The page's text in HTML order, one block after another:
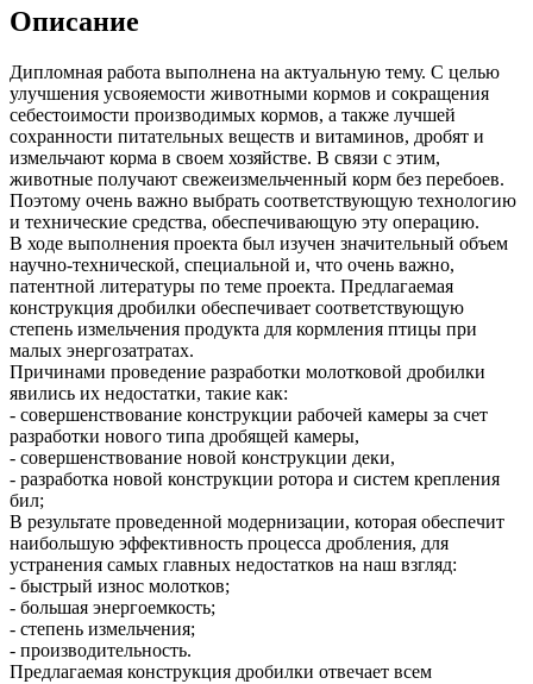
Описание
Дипломная работа выполнена на актуальную тему. С целью
улучшения усвояемости животными кормов и сокращения
себестоимости производимых кормов, а также лучшей
сохранности питательных веществ и витаминов, дробят и
измельчают корма в своем хозяйстве. В связи с этим,
животные получают свежеизмельченный корм без перебоев.
Поэтому очень важно выбрать соответствующую технологию
и технические средства, обеспечивающую эту операцию.
В ходе выполнения проекта был изучен значительный объем
научно-технической, специальной и, что очень важно,
патентной литературы по теме проекта. Предлагаемая
конструкция дробилки обеспечивает соответствующую
степень измельчения продукта для кормления птицы при
малых энергозатратах.
Причинами проведение разработки молотковой дробилки
явились их недостатки, такие как:
- совершенствование конструкции рабочей камеры за счет
разработки нового типа дробящей камеры,
- совершенствование новой конструкции деки,
- разработка новой конструкции ротора и систем крепления
бил;
В результате проведенной модернизации, которая обеспечит
наибольшую эффективность процесса дробления, для
устранения самых главных недостатков на наш взгляд:
- быстрый износ молотков;
- большая энергоемкость;
- степень измельчения;
- производительность.
Предлагаемая конструкция дробилки отвечает всем